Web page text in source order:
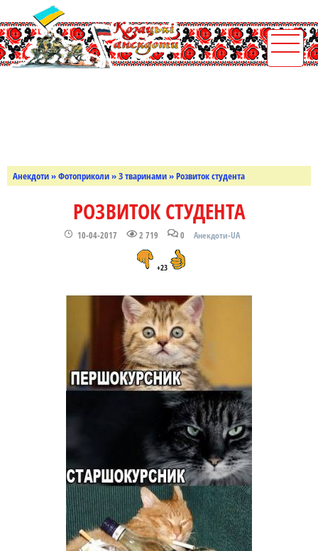
Анекдоти»Фотоприколи»З тваринами» Розвиток студента
РОЗВИТОК СТУДЕНТА
10-04-2017 2 719 0 Анекдоти-UA
+23